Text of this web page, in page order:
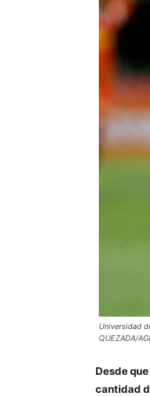
Universidad
QUEZADA/
Desde
cantidad